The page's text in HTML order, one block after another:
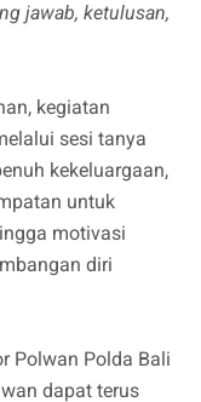
jawab, ketulusan,
kegiatan
sesi tanya
kekeluargaan,
untuk
motivasi
diri
Polwan Polda Bali
dapat terus